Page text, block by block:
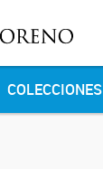
COLECCIONES